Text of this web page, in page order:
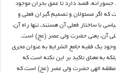
جسورانه، قصد دارد تا عمق بحران موجود
که اگر مسئولان و تصمیم گیران فعلی و
با ساختار فعلی آن هستند، تنها راه آن،
آن، یعنی حضرت ولی عصر (عج) است.
وجود یک فقیه جامع الشرایط به عنوان مجری
به معنای تاکید بر این نکته است که
مطلقه الهی حضرت ولی عصر (عج) است که